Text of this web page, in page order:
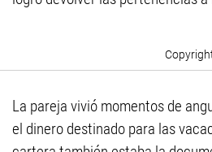
La pareja vivió momentos de
el dinero destinado para las